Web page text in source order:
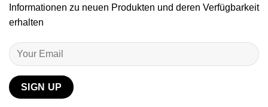
Informationen zu neuen Produkten und deren Verfügbarkeit
erhalten